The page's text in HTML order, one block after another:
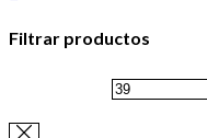
Filtrar productos